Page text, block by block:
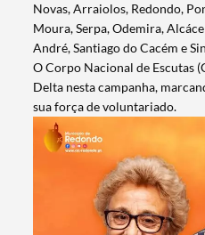
Novas, Arraiolos, Redondo,
Moura, Serpa, Odemira,
André, Santiago do Cacém e
O Corpo Nacional de Escutas
Delta nesta campanha,
sua força de voluntariado.